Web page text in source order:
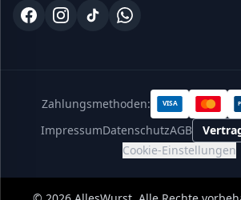
Zahlungsmethoden: VISA
ImpressumDatenschutzAGB
Cookie-Einstellungen